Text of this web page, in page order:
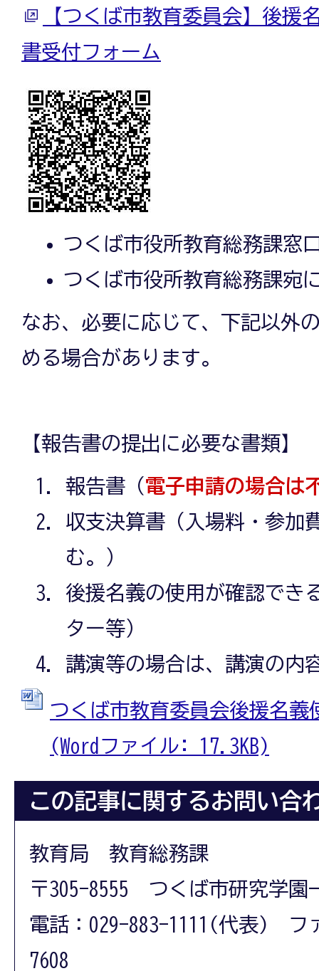
【つくば市教育委員会】後援
書受付フォーム
つくば市役所教育総務課窓
つくば市役所教育総務課宛
なお、必要に応じて、下記以外
める場合があります。
【報告書の提出に必要な書類】
報告書（電子申請の場合は
収支決算書（入場料・参加
む。）
後援名義の使用が確認でき
ター等）
講演等の場合は、講演の内
つくば市教育委員会後援名義
(Wordファイル: 17.3KB)
この記事に関するお問い合
教育局 教育総務課
〒305-8555 つくば市研究学園
電話：029-883-1111(代表) フ
7608